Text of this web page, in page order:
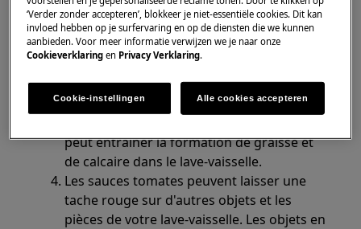
Nettoyez le joint de porte en caoutchouc
avec un chiffon doux et humide.
Régulièrement (2 fois par mois)
sélectionnez un programme de lavage à
haute température, comme par exemple le
programme "Intensif". Si vous choisissez
peut entraîner la formation de graisse et
de calcaire dans le lave-vaisselle.
Les sauces tomates peuvent laisser une
tache rouge sur d'autres objets et les
pièces de votre lave-vaisselle. Les objets en
‘Verder zonder accepteren’, blokkeer je niet-essentiële cookies. Dit kan
invloed hebben op je surfervaring en op de diensten die we kunnen
aanbieden. Voor meer informatie verwijzen we je naar onze
Cookieverklaring en Privacy Verklaring.
Cookie-instellingen Alle cookies accepteren